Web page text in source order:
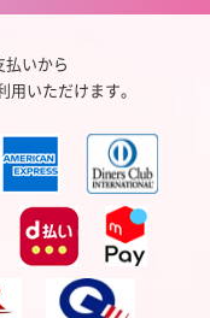
いから
いただけます。